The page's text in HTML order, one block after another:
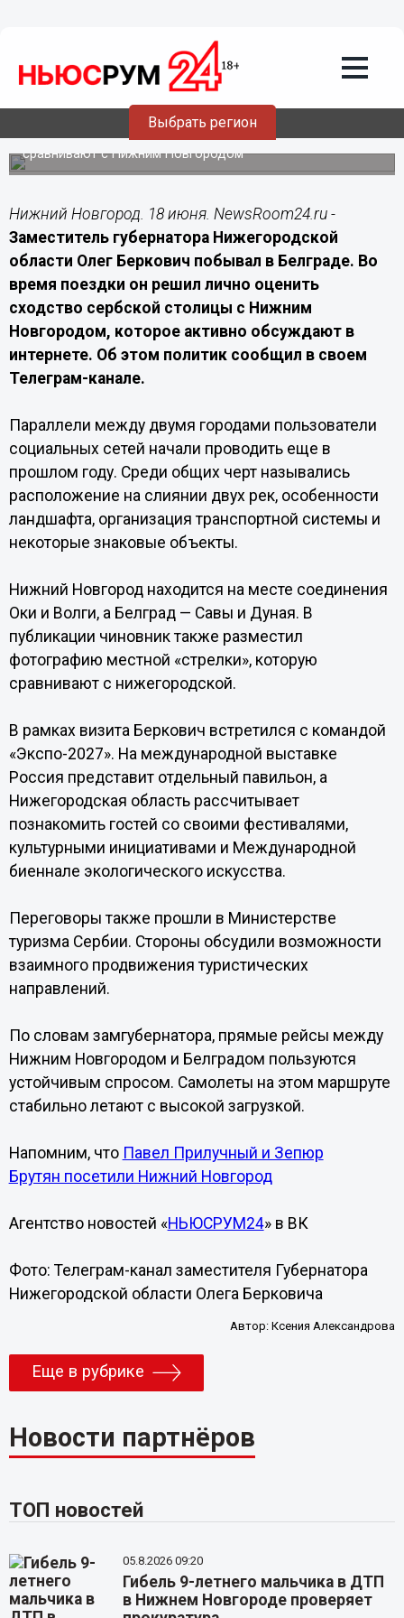
Выбрать регион
Замгубернатора Беркович отправился
в Белград для проверки популярного
Заместитель губернатора Нижегородской области
посетил сербскую столицу, которую в соцсетях
сравнивают с Нижним Новгородом
Нижний Новгород. 18 июня. NewsRoom24.ru -
Заместитель губернатора Нижегородской
области Олег Беркович побывал в Белграде. Во
время поездки он решил лично оценить
сходство сербской столицы с Нижним
Новгородом, которое активно обсуждают в
интернете. Об этом политик сообщил в своем
Телеграм-канале.
Параллели между двумя городами пользователи
социальных сетей начали проводить еще в
прошлом году. Среди общих черт назывались
расположение на слиянии двух рек, особенности
ландшафта, организация транспортной системы и
некоторые знаковые объекты.
Нижний Новгород находится на месте соединения
Оки и Волги, а Белград — Савы и Дуная. В
публикации чиновник также разместил
фотографию местной «стрелки», которую
сравнивают с нижегородской.
В рамках визита Беркович встретился с командой
«Экспо-2027». На международной выставке
Россия представит отдельный павильон, а
Нижегородская область рассчитывает
познакомить гостей со своими фестивалями,
культурными инициативами и Международной
биеннале экологического искусства.
Переговоры также прошли в Министерстве
туризма Сербии. Стороны обсудили возможности
взаимного продвижения туристических
направлений.
По словам замгубернатора, прямые рейсы между
Нижним Новгородом и Белградом пользуются
устойчивым спросом. Самолеты на этом маршруте
стабильно летают с высокой загрузкой.
Напомним, что Павел Прилучный и Зепюр
Брутян посетили Нижний Новгород
Агентство новостей «НЬЮСРУМ24» в ВК
Фото: Телеграм-канал заместителя Губернатора
Нижегородской области Олега Берковича
Автор:Ксения Александрова
Еще в рубрике
Новости партнёров
ТОП новостей
05.8.2026 09:20
Гибель 9-летнего мальчика в ДТП
в Нижнем Новгороде проверяет